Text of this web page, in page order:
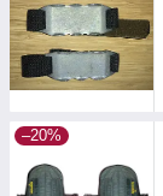
–20%